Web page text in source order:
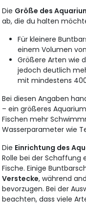
Die Größe des
ab, die du halten
Für kleinere
einem Volumen
Größere Arten wie
jedoch deutlich
mit mindestens
Bei diesen Angaben
– ein größeres
Fischen mehr
Wasserparameter wie
Die Einrichtung des
Rolle bei der Schaffung
Fische. Einige
Verstecke, während
bevorzugen. Bei der
beachten, dass viele